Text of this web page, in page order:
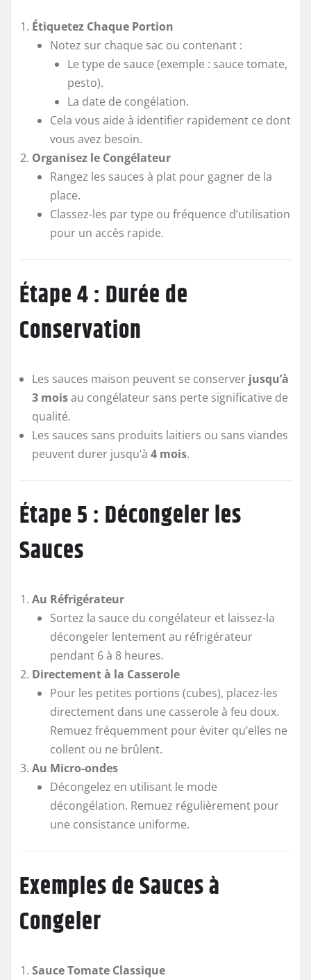
Étiquetez Chaque Portion
Notez sur chaque sac ou contenant :
Le type de sauce (exemple : sauce tomate,
pesto).
La date de congélation.
Cela vous aide à identifier rapidement ce dont
vous avez besoin.
Organisez le Congélateur
Rangez les sauces à plat pour gagner de la
place.
Classez-les par type ou fréquence d’utilisation
pour un accès rapide.
Étape 4 : Durée de
Conservation
Les sauces maison peuvent se conserver jusqu’à
3 moisau congélateur sans perte significative de
qualité.
Les sauces sans produits laitiers ou sans viandes
peuvent durer jusqu’à 4 mois.
Étape 5 : Décongeler les
Sauces
Au Réfrigérateur
Sortez la sauce du congélateur et laissez-la
décongeler lentement au réfrigérateur
pendant 6 à 8 heures.
Directement à la Casserole
Pour les petites portions (cubes), placez-les
directement dans une casserole à feu doux.
Remuez fréquemment pour éviter qu’elles ne
collent ou ne brûlent.
Au Micro-ondes
Décongelez en utilisant le mode
décongélation. Remuez régulièrement pour
une consistance uniforme.
Exemples de Sauces à
Congeler
Sauce Tomate Classique